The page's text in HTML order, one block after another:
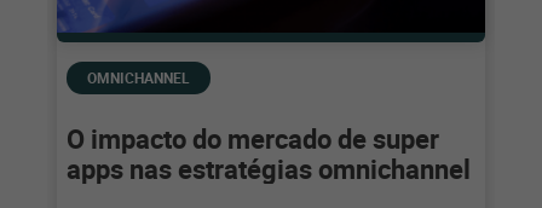
OMNICHANNEL
O impacto do mercado de super
apps nas estratégias omnichannel